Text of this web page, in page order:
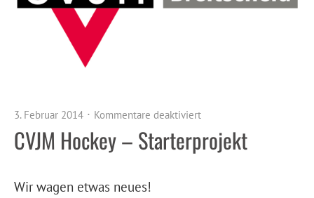
3. Februar 2014 Kommentare deaktiviert
CVJM Hockey – Starterprojekt
Wir wagen etwas neues!